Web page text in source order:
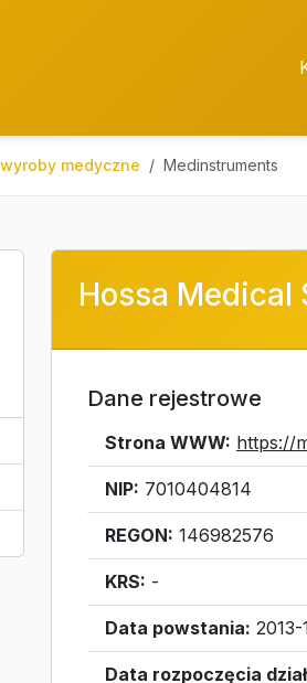
medyczne Medinstruments
Hossa Medical
Dane rejestrowe
Strona WWW: https://
NIP: 7010404814
REGON: 146982576
KRS: -
Data powstania: 2013-
Data rozpoczęcia